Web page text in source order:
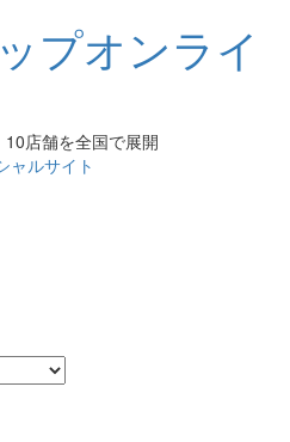
店舗を全国で展開
ャルサイト